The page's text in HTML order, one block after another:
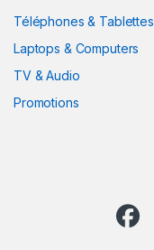
Téléphones & Tablettes
Laptops & Computers
TV & Audio
Promotions